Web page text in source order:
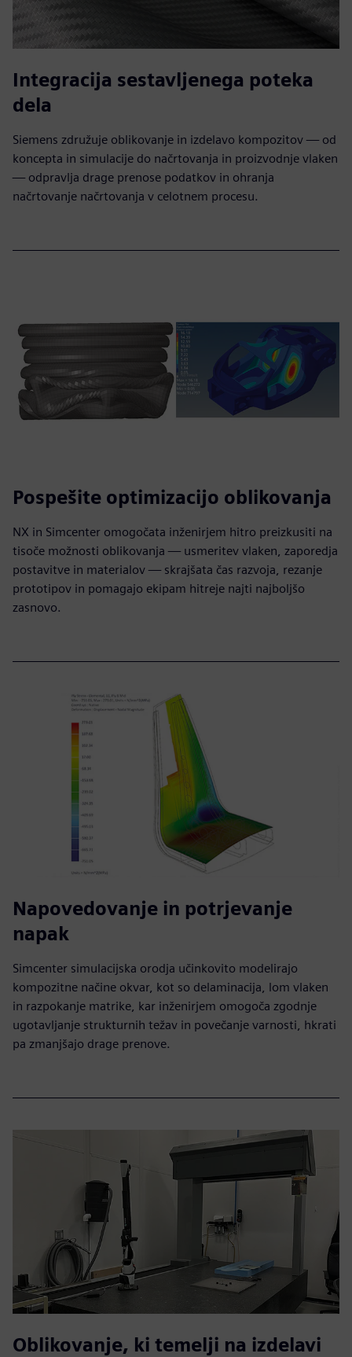
Integracija sestavljenega poteka
dela
Siemens združuje oblikovanje in izdelavo kompozitov — od
koncepta in simulacije do načrtovanja in proizvodnje vlaken
— odpravlja drage prenose podatkov in ohranja
načrtovanje načrtovanja v celotnem procesu.
Pospešite optimizacijo oblikovanja
NX in Simcenter omogočata inženirjem hitro preizkusiti na
tisoče možnosti oblikovanja — usmeritev vlaken, zaporedja
postavitve in materialov — skrajšata čas razvoja, rezanje
prototipov in pomagajo ekipam hitreje najti najboljšo
zasnovo.
Napovedovanje in potrjevanje
napak
Simcenter simulacijska orodja učinkovito modelirajo
kompozitne načine okvar, kot so delaminacija, lom vlaken
in razpokanje matrike, kar inženirjem omogoča zgodnje
ugotavljanje strukturnih težav in povečanje varnosti, hkrati
pa zmanjšajo drage prenove.
Oblikovanje, ki temelji na izdelavi